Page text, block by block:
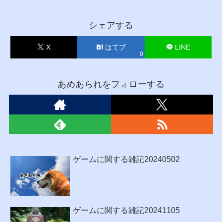
シェアする
X はてブ
0
LINE
あめあられをフォローする
ゲームに関する雑記20240502
ゲームに関する雑記20241105